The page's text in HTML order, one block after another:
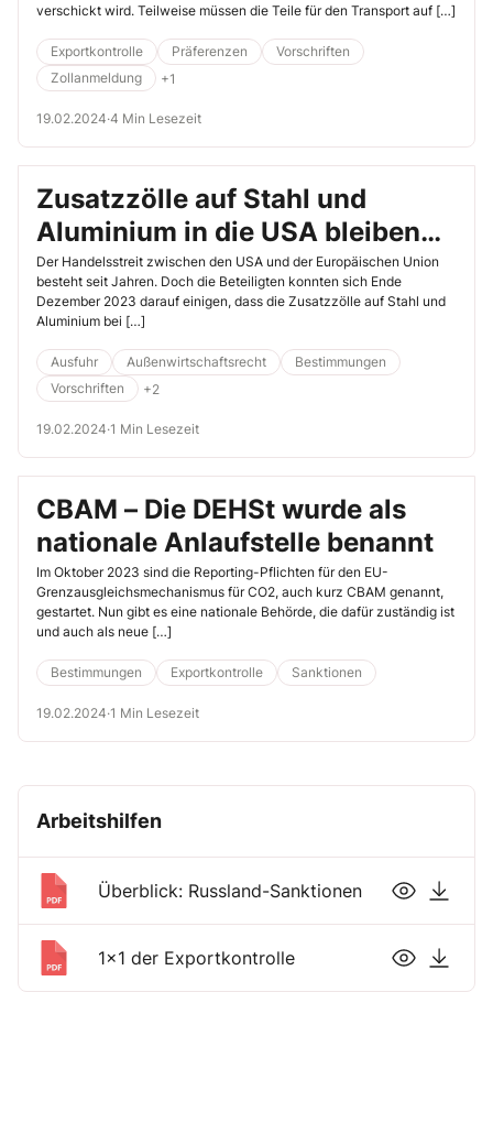
verschickt wird. Teilweise müssen die Teile für den Transport auf […]
Exportkontrolle Präferenzen
Vorschriften
Zollanmeldung
+1
19.02.2024·4 Min Lesezeit
Zusatzzölle auf Stahl und
Aluminium in die USA bleiben
weiterhin ausgesetzt
Der Handelsstreit zwischen den USA und der Europäischen Union
besteht seit Jahren. Doch die Beteiligten konnten sich Ende
Dezember 2023 darauf einigen, dass die Zusatzzölle auf Stahl und
Aluminium bei […]
Ausfuhr Außenwirtschaftsrecht
Bestimmungen
Vorschriften
+2
19.02.2024·1 Min Lesezeit
CBAM – Die DEHSt wurde als
nationale Anlaufstelle benannt
Im Oktober 2023 sind die Reporting-Pflichten für den EU-
Grenzausgleichsmechanismus für CO2, auch kurz CBAM genannt,
gestartet. Nun gibt es eine nationale Behörde, die dafür zuständig ist
und auch als neue […]
Bestimmungen Exportkontrolle Sanktionen
19.02.2024·1 Min Lesezeit
Arbeitshilfen
Überblick: Russland-Sanktionen
1x1 der Exportkontrolle